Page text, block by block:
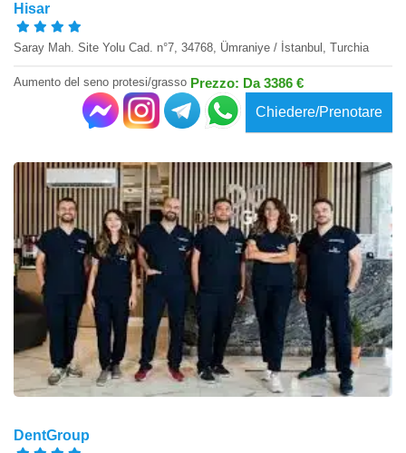
Hisar
Saray Mah. Site Yolu Cad. n°7, 34768, Ümraniye / İstanbul, Turchia
Aumento del seno protesi/grasso Prezzo: Da 3386 €
Chiedere/Prenotare
DentGroup